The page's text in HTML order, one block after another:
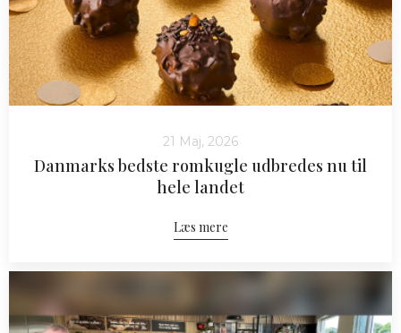
21 Maj, 2026
Danmarks bedste romkugle udbredes nu til
hele landet
Læs mere